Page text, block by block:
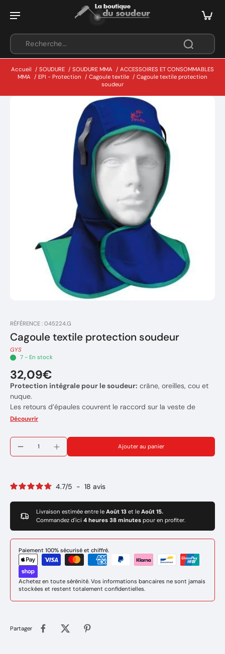
Accueil / SOUDURE / SOUDURE MMA / ACCESSOIRES ET CONSOMMABLES
MMA / EPI - Protection / Cagoule textile / Cagoule textile protection
soudeur
RÉFÉRENCE : 045224.G
Cagoule textile protection soudeur
GYS
7 - En stock
32,09€
Protection intégrale pour le soudeur: crâne, oreilles, cou et
nuque.
Les retours d’épaules couvrent le raccord sur la veste de
soudeur.
Cette coiffe assure une haute résistance aux projections de
soudage et de meulage.
Marque : GYS
Découvrir
Ajouter au panier
4.7/5 - 18 avis
Livraison estimée entre le Août 13 et le Août 15.
Commandez d'ici 4 heures 38 minutes pour en profiter.
Paiement 100% sécurisé et chiffré.
Achetez en toute sérénité. Vos informations bancaires ne sont jamais
stockées et restent totalement confidentielles.
Partager